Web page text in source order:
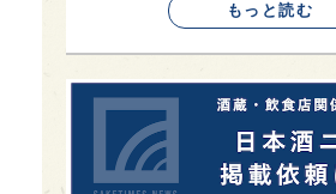
もっと読む